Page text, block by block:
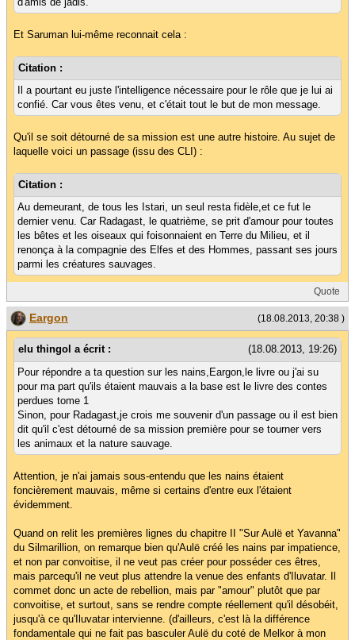
Et Saruman lui-même reconnait cela :
Citation :
Il a pourtant eu juste l'intelligence nécessaire pour le rôle que je lui ai
confié. Car vous êtes venu, et c'était tout le but de mon message.
Qu'il se soit détourné de sa mission est une autre histoire. Au sujet de
laquelle voici un passage (issu des CLI) :
Citation :
Au demeurant, de tous les Istari, un seul resta fidèle,et ce fut le
dernier venu. Car Radagast, le quatrième, se prit d'amour pour toutes
les bêtes et les oiseaux qui foisonnaient en Terre du Milieu, et il
renonça à la compagnie des Elfes et des Hommes, passant ses jours
parmi les créatures sauvages.
Quote
(18.08.2013, 20:38 )
Eargon
(18.08.2013, 19:26)
elu thingol a écrit :
Pour répondre a ta question sur les nains,Eargon,le livre ou j'ai su
pour ma part qu'ils étaient mauvais a la base est le livre des contes
perdues tome 1
Sinon, pour Radagast,je crois me souvenir d'un passage ou il est bien
dit qu'il c'est détourné de sa mission première pour se tourner vers
les animaux et la nature sauvage.
Attention, je n'ai jamais sous-entendu que les nains étaient
foncièrement mauvais, même si certains d'entre eux l'étaient
évidemment.
Quand on relit les premières lignes du chapitre II "Sur Aulë et Yavanna"
du Silmarillion, on remarque bien qu'Aulë créé les nains par impatience,
et non par convoitise, il ne veut pas créer pour posséder ces êtres,
mais parcequ'il ne veut plus attendre la venue des enfants d'Iluvatar. Il
commet donc un acte de rebellion, mais par "amour" plutôt que par
convoitise, et surtout, sans se rendre compte réellement qu'il désobéit,
jusqu'à ce qu'Iluvatar intervienne. (d'ailleurs, c'est là la différence
fondamentale qui ne fait pas basculer Aulë du coté de Melkor à mon